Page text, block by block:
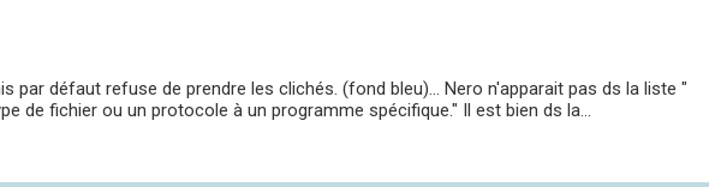
par défaut refuse de prendre les clichés. (fond bleu)... Nero n'apparait pas ds la liste "
de fichier ou un protocole à un programme spécifique." Il est bien ds la...